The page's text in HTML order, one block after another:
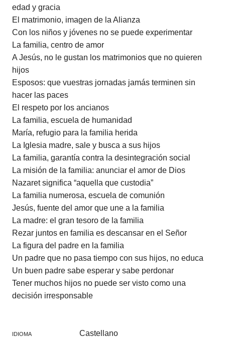
edad y gracia
El matrimonio, imagen de la Alianza
Con los niños y jóvenes no se puede experimentar
La familia, centro de amor
A Jesús, no le gustan los matrimonios que no quieren
hijos
Esposos: que vuestras jornadas jamás terminen sin
hacer las paces
El respeto por los ancianos
La familia, escuela de humanidad
María, refugio para la familia herida
La Iglesia madre, sale y busca a sus hijos
La familia, garantía contra la desintegración social
La misión de la familia: anunciar el amor de Dios
Nazaret significa “aquella que custodia”
La familia numerosa, escuela de comunión
Jesús, fuente del amor que une a la familia
La madre: el gran tesoro de la familia
Rezar juntos en familia es descansar en el Señor
La figura del padre en la familia
Un padre que no pasa tiempo con sus hijos, no educa
Un buen padre sabe esperar y sabe perdonar
Tener muchos hijos no puede ser visto como una
decisión irresponsable
IDIOMA Castellano